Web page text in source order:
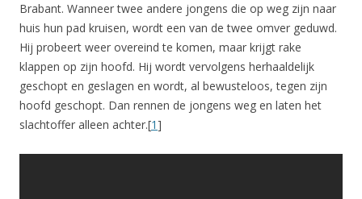
Brabant. Wanneer twee andere jongens die op weg zijn naar
huis hun pad kruisen, wordt een van de twee omver geduwd.
Hij probeert weer overeind te komen, maar krijgt rake
klappen op zijn hoofd. Hij wordt vervolgens herhaaldelijk
geschopt en geslagen en wordt, al bewusteloos, tegen zijn
hoofd geschopt. Dan rennen de jongens weg en laten het
slachtoffer alleen achter.[1]